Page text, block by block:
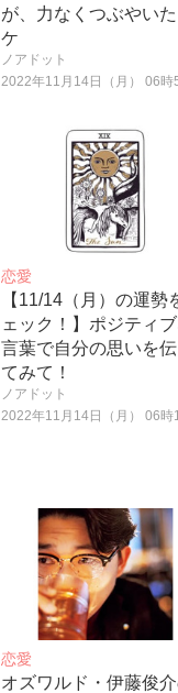
が、力なくつぶやい
ケ
ノアドット
2022年11月14日（月） 06時
恋愛
【11/14（月）の運勢
ェック！】ポジティ
言葉で自分の思いを伝
てみて！
ノアドット
2022年11月14日（月） 06時
恋愛
オズワルド・伊藤俊